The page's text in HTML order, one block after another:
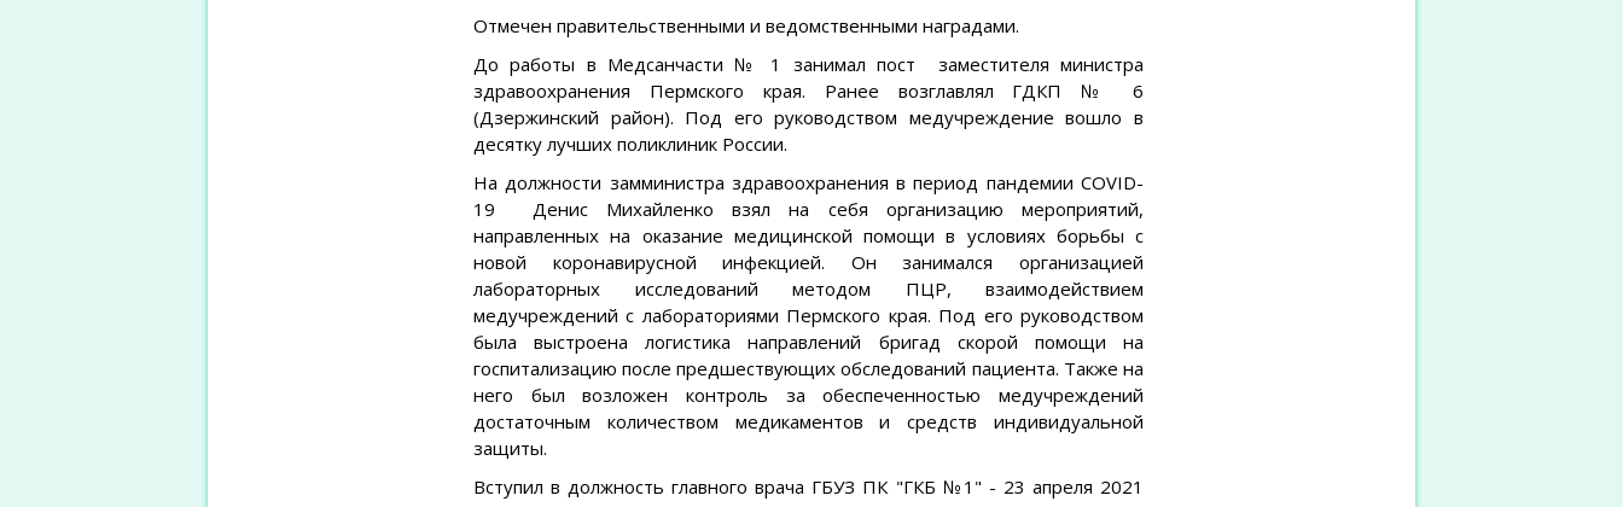
Отмечен правительственными и ведомственными наградами.
До работы в Медсанчасти № 1 занимал пост заместителя министра
здравоохранения Пермского края. Ранее возглавлял ГДКП № 6
(Дзержинский район). Под его руководством медучреждение вошло в
десятку лучших поликлиник России.
На должности замминистра здравоохранения в период пандемии COVID-
19 Денис Михайленко взял на себя организацию мероприятий,
направленных на оказание медицинской помощи в условиях борьбы с
новой коронавирусной инфекцией. Он занимался организацией
лабораторных исследований методом ПЦР, взаимодействием
медучреждений с лабораториями Пермского края. Под его руководством
была выстроена логистика направлений бригад скорой помощи на
госпитализацию после предшествующих обследований пациента. Также на
него был возложен контроль за обеспеченностью медучреждений
достаточным количеством медикаментов и средств индивидуальной
защиты.
Вступил в должность главного врача ГБУЗ ПК "ГКБ №1" - 23 апреля 2021